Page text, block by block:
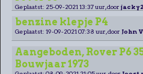
Geplaatst: 25-09-2021 13:37 uur, door
benzine klepje P4
Geplaatst: 19-09-2021 07:38 uur, door John
Aangeboden, Rover P6
Bouwjaar 1973